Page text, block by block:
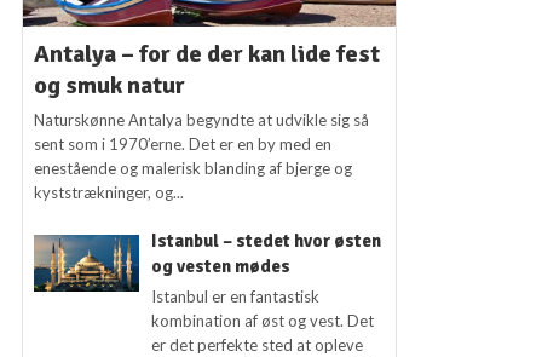
Antalya – for de der kan lide fest
og smuk natur
Naturskønne Antalya begyndte at udvikle sig så
sent som i 1970’erne. Det er en by med en
enestående og malerisk blanding af bjerge og
kyststrækninger, og...
Istanbul – stedet hvor østen
og vesten mødes
Istanbul er en fantastisk
kombination af øst og vest. Det
er det perfekte sted at opleve